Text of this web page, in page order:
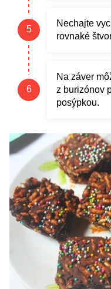
Nechajte
rovnaké
Na záver
z burizónov
posýpkou.